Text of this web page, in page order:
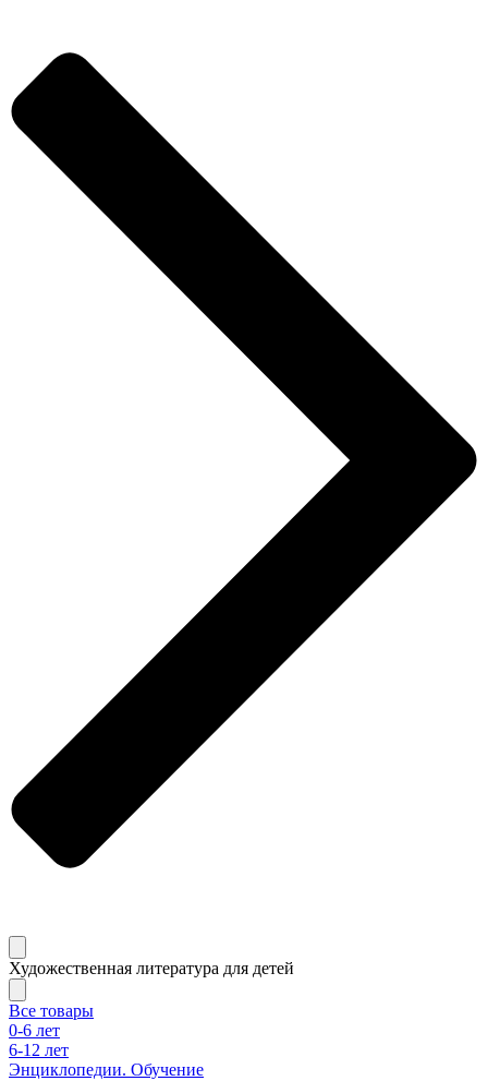
Художественная литература для детей
Все товары
0-6 лет
6-12 лет
Энциклопедии. Обучение